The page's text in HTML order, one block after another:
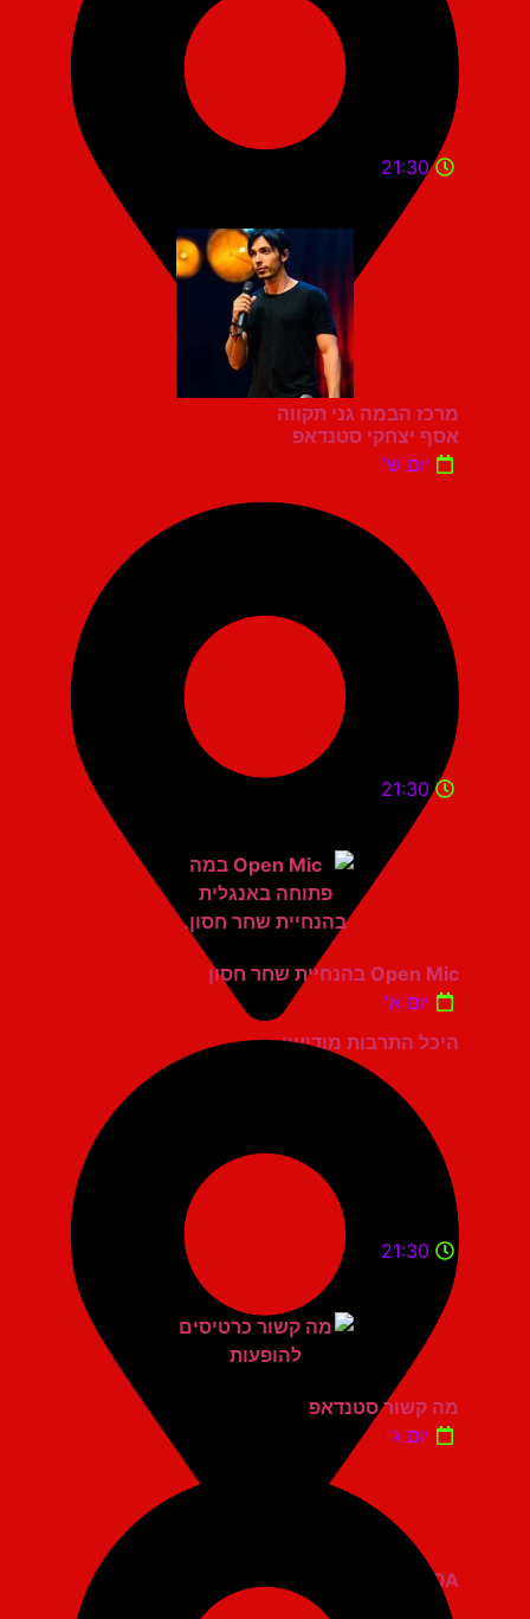
מרכז הבמה גני תקווה
21:30
אסף יצחקי סטנדאפ
יום ש'
היכל התרבות מודיעין
21:30
Open Mic בהנחיית שחר חסון
יום א'
21:30
מה קשור סטנדאפ
יום ג'